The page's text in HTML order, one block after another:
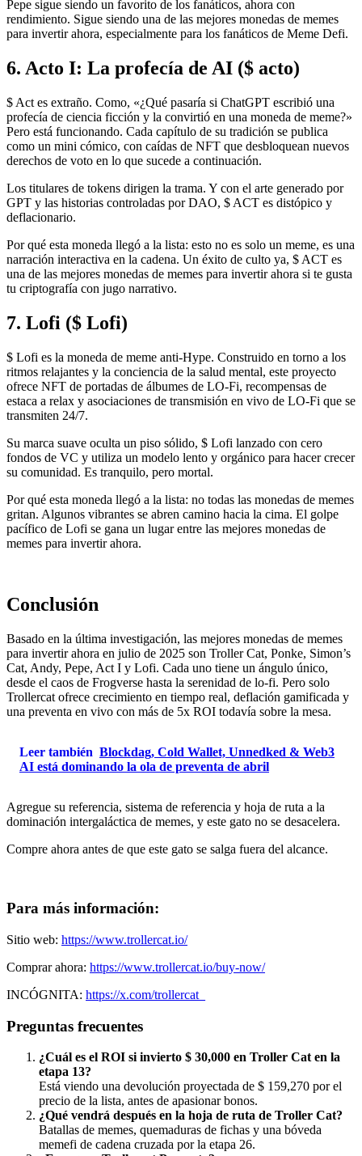
Pepe sigue siendo un favorito de los fanáticos, ahora con
rendimiento. Sigue siendo una de las mejores monedas de memes
para invertir ahora, especialmente para los fanáticos de Meme Defi.
6. Acto I: La profecía de AI ($ acto)
$ Act es extraño. Como, «¿Qué pasaría si ChatGPT escribió una
profecía de ciencia ficción y la convirtió en una moneda de meme?»
Pero está funcionando. Cada capítulo de su tradición se publica
como un mini cómico, con caídas de NFT que desbloquean nuevos
derechos de voto en lo que sucede a continuación.
Los titulares de tokens dirigen la trama. Y con el arte generado por
GPT y las historias controladas por DAO, $ ACT es distópico y
deflacionario.
Por qué esta moneda llegó a la lista: esto no es solo un meme, es una
narración interactiva en la cadena. Un éxito de culto ya, $ ACT es
una de las mejores monedas de memes para invertir ahora si te gusta
tu criptografía con jugo narrativo.
7. Lofi ($ Lofi)
$ Lofi es la moneda de meme anti-Hype. Construido en torno a los
ritmos relajantes y la conciencia de la salud mental, este proyecto
ofrece NFT de portadas de álbumes de LO-Fi, recompensas de
estaca a relax y asociaciones de transmisión en vivo de LO-Fi que se
transmiten 24/7.
Su marca suave oculta un piso sólido, $ Lofi lanzado con cero
fondos de VC y utiliza un modelo lento y orgánico para hacer crecer
su comunidad. Es tranquilo, pero mortal.
Por qué esta moneda llegó a la lista: no todas las monedas de memes
gritan. Algunos vibrantes se abren camino hacia la cima. El golpe
pacífico de Lofi se gana un lugar entre las mejores monedas de
memes para invertir ahora.
Conclusión
Basado en la última investigación, las mejores monedas de memes
para invertir ahora en julio de 2025 son Troller Cat, Ponke, Simon’s
Cat, Andy, Pepe, Act I y Lofi. Cada uno tiene un ángulo único,
desde el caos de Frogverse hasta la serenidad de lo-fi. Pero solo
Trollercat ofrece crecimiento en tiempo real, deflación gamificada y
una preventa en vivo con más de 5x ROI todavía sobre la mesa.
Leer también Blockdag, Cold Wallet, Unnedked & Web3
AI está dominando la ola de preventa de abril
Agregue su referencia, sistema de referencia y hoja de ruta a la
dominación intergaláctica de memes, y este gato no se desacelera.
Compre ahora antes de que este gato se salga fuera del alcance.
Para más información:
Sitio web: https://www.trollercat.io/
Comprar ahora: https://www.trollercat.io/buy-now/
INCÓGNITA: https://x.com/trollercat_
Preguntas frecuentes
¿Cuál es el ROI si invierto $ 30,000 en Troller Cat en la
etapa 13?
Está viendo una devolución proyectada de $ 159,270 por el
precio de la lista, antes de apasionar bonos.
¿Qué vendrá después en la hoja de ruta de Troller Cat?
Batallas de memes, quemaduras de fichas y una bóveda
memefi de cadena cruzada por la etapa 26.